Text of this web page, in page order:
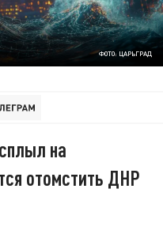
ФОТО: ЦАРЬГРАД
на
отомстить ДНР